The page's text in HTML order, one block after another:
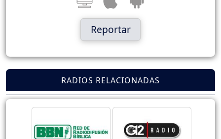
Reportar
RADIOS RELACIONADAS